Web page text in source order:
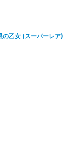
乙女 (スーパーレア)